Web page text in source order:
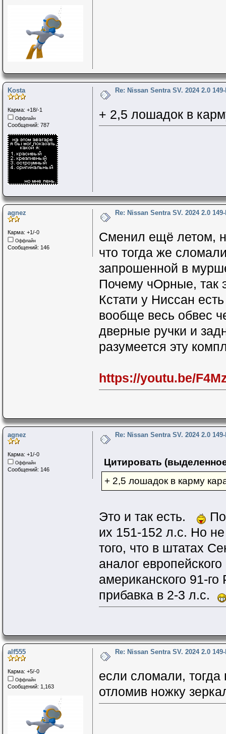
Kosta
Карма: +18/-1
Оффлайн
Сообщений: 787
Re: Nissan Sentra SV. 2024 2.0
+ 2,5 лошадок в
agnez
Карма: +1/-0
Оффлайн
Сообщений: 146
Re: Nissan Sentra SV. 2024 2.0
Сменил ещё летом,
что тогда же
запрошенной в
Почему чОрные, так
Кстати у Ниссан
вообще весь обвес
дверные ручки и
разумеется эту
https://youtu.be/
agnez
Карма: +1/-0
Оффлайн
Сообщений: 146
Re: Nissan Sentra SV. 2024 2.0
Цитировать
+ 2,5 лошадок в карму
Это и так есть.
их 151-152 л.с. Но
того, что в штатах
аналог
американского 91-
прибавка в 2-3 л.с.
alf555
Карма: +5/-0
Оффлайн
Сообщений: 1,163
Re: Nissan Sentra SV. 2024 2.0
если сломали, тогда
отломив ножку